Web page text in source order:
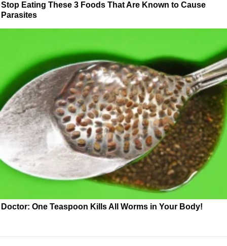
Stop Eating These 3 Foods That Are Known to Cause
Parasites
Doctor: One Teaspoon Kills All Worms in Your Body!